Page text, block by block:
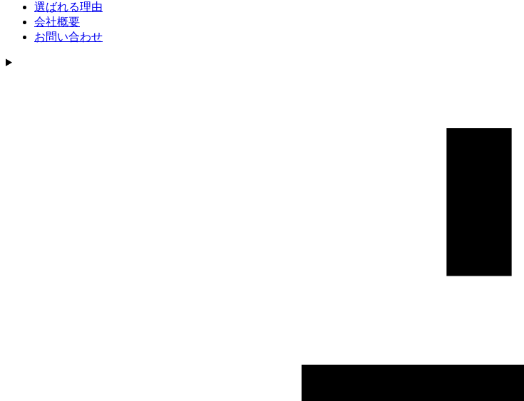
選ばれる理由
会社概要
お問い合わせ